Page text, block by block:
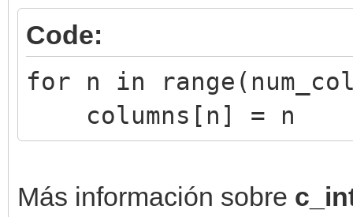
Code:
for n in
columns[n] = n
Más información sobre